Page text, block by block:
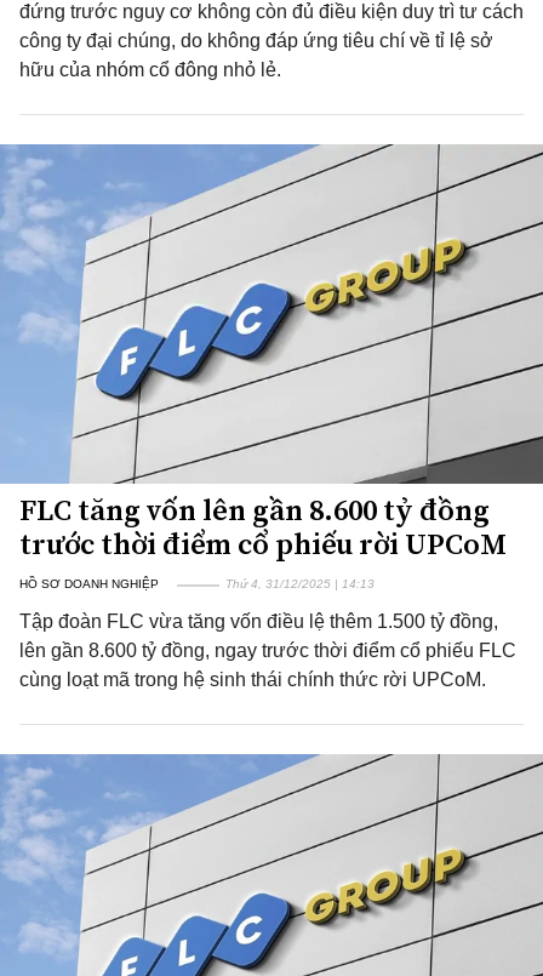
đứng trước nguy cơ không còn đủ điều kiện duy trì tư cách
công ty đại chúng, do không đáp ứng tiêu chí về tỉ lệ sở
hữu của nhóm cổ đông nhỏ lẻ.
FLC tăng vốn lên gần 8.600 tỷ đồng
trước thời điểm cổ phiếu rời UPCoM
HỒ SƠ DOANH NGHIỆP Thứ 4, 31/12/2025 | 14:13
Tập đoàn FLC vừa tăng vốn điều lệ thêm 1.500 tỷ đồng,
lên gần 8.600 tỷ đồng, ngay trước thời điểm cổ phiếu FLC
cùng loạt mã trong hệ sinh thái chính thức rời UPCoM.